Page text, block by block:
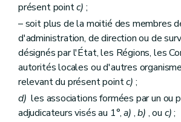
présent pointc) ;
– soit plus de la moitié des membres
d'administration, de direction ou de
désignés par l'État, les Régions, les
autorités locales ou d'autres
relevant du présent pointc) ;
d) les associations formées par un ou
adjudicateurs visés au 1°,a) ,b) , ou c);